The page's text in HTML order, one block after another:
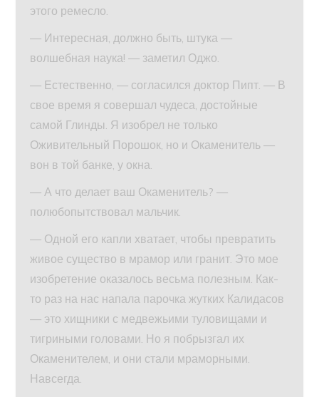
этого ремесло.
— Интересная, должно быть, штука —
волшебная наука! — заметил Оджо.
— Естественно, — согласился доктор Пипт. — В
свое время я совершал чудеса, достойные
самой Глинды. Я изобрел не только
Оживительный Порошок, но и Окаменитель —
вон в той банке, у окна.
— А что делает ваш Окаменитель? —
полюбопытствовал мальчик.
— Одной его капли хватает, чтобы превратить
живое существо в мрамор или гранит. Это мое
изобретение оказалось весьма полезным. Как-
то раз на нас напала парочка жутких Калидасов
— это хищники с медвежьими туловищами и
тигриными головами. Но я побрызгал их
Окаменителем, и они стали мраморными.
Навсегда.